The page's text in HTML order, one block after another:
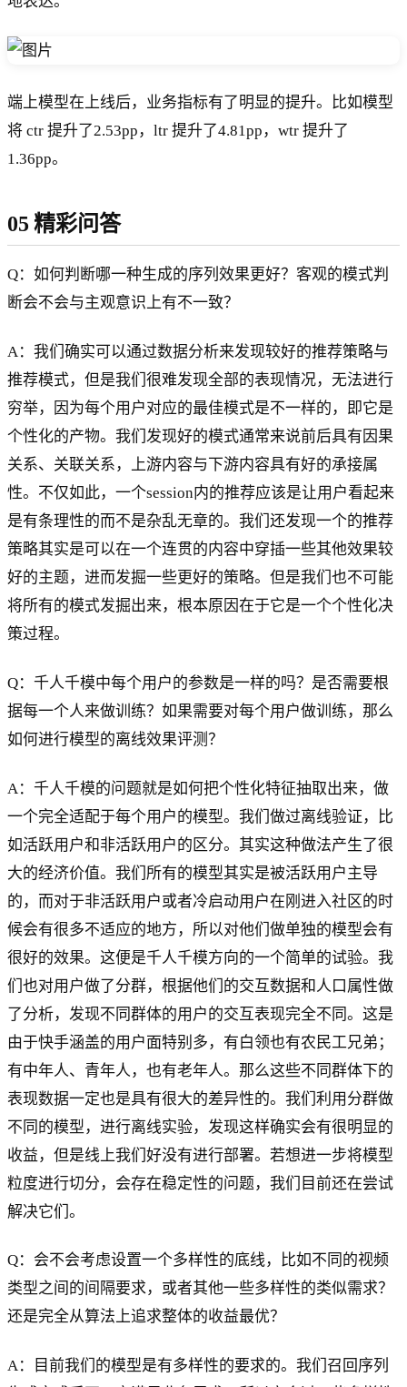
端上模型在上线后，业务指标有了明显的提升。比如模型
将 ctr 提升了2.53pp，ltr 提升了4.81pp，wtr 提升了
1.36pp。
05 精彩问答
Q：如何判断哪一种生成的序列效果更好？客观的模式判
断会不会与主观意识上有不一致？
A：我们确实可以通过数据分析来发现较好的推荐策略与
推荐模式，但是我们很难发现全部的表现情况，无法进行
穷举，因为每个用户对应的最佳模式是不一样的，即它是
个性化的产物。我们发现好的模式通常来说前后具有因果
关系、关联关系，上游内容与下游内容具有好的承接属
性。不仅如此，一个session内的推荐应该是让用户看起来
是有条理性的而不是杂乱无章的。我们还发现一个的推荐
策略其实是可以在一个连贯的内容中穿插一些其他效果较
好的主题，进而发掘一些更好的策略。但是我们也不可能
将所有的模式发掘出来，根本原因在于它是一个个性化决
策过程。
Q：千人千模中每个用户的参数是一样的吗？是否需要根
据每一个人来做训练？如果需要对每个用户做训练，那么
如何进行模型的离线效果评测？
A：千人千模的问题就是如何把个性化特征抽取出来，做
一个完全适配于每个用户的模型。我们做过离线验证，比
如活跃用户和非活跃用户的区分。其实这种做法产生了很
大的经济价值。我们所有的模型其实是被活跃用户主导
的，而对于非活跃用户或者冷启动用户在刚进入社区的时
候会有很多不适应的地方，所以对他们做单独的模型会有
很好的效果。这便是千人千模方向的一个简单的试验。我
们也对用户做了分群，根据他们的交互数据和人口属性做
了分析，发现不同群体的用户的交互表现完全不同。这是
由于快手涵盖的用户面特别多，有白领也有农民工兄弟；
有中年人、青年人，也有老年人。那么这些不同群体下的
表现数据一定也是具有很大的差异性的。我们利用分群做
不同的模型，进行离线实验，发现这样确实会有很明显的
收益，但是线上我们好没有进行部署。若想进一步将模型
粒度进行切分，会存在稳定性的问题，我们目前还在尝试
解决它们。
Q：会不会考虑设置一个多样性的底线，比如不同的视频
类型之间的间隔要求，或者其他一些多样性的类似需求？
还是完全从算法上追求整体的收益最优？
A：目前我们的模型是有多样性的要求的。我们召回序列